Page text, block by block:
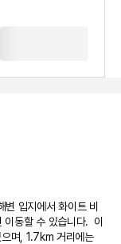
입지에서 화이트 비
동할 수 있습니다.  이
며, 1.7km 거리에는